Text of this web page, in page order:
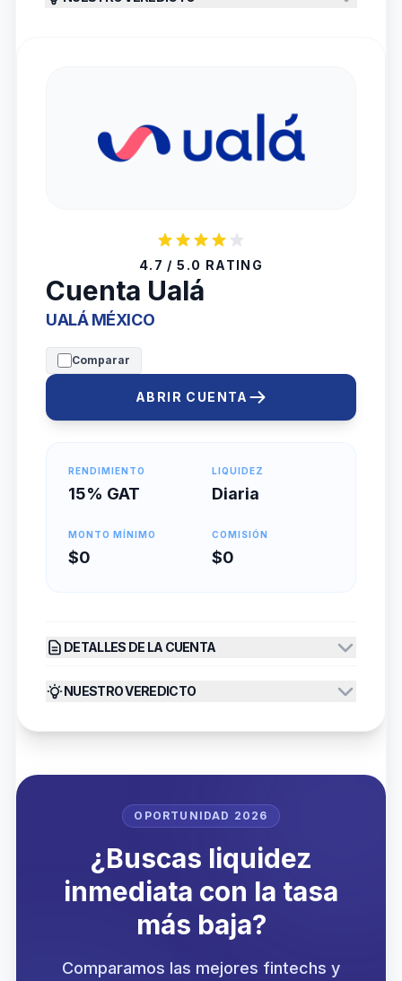
4.7 / 5.0 RATING
Cuenta Ualá
UALÁ MÉXICO
Comparar
ABRIR CUENTA
RENDIMIENTO
15% GAT
LIQUIDEZ
Diaria
MONTO MÍNIMO
$0
COMISIÓN
$0
DETALLES DE LA CUENTA
NUESTRO VEREDICTO
OPORTUNIDAD 2026
¿Buscas liquidez
inmediata con la tasa
más baja?
Comparamos las mejores fintechs y